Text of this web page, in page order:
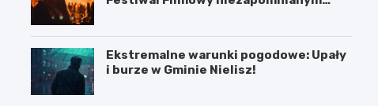
Ekstremalne warunki pogodowe: Upały
i burze w Gminie Nielisz!